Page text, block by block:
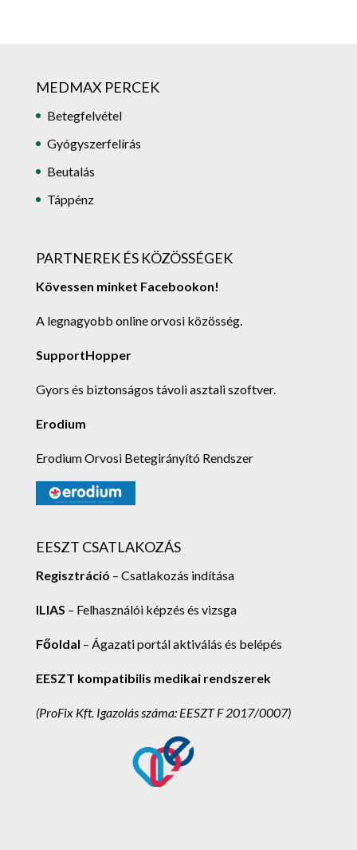
MEDMAX PERCEK
Betegfelvétel
Gyógyszerfelírás
Beutalás
Táppénz
PARTNEREK ÉS KÖZÖSSÉGEK
Kövessen minket Facebookon!
A legnagyobb online orvosi közösség.
SupportHopper
Gyors és biztonságos távoli asztali szoftver.
Erodium
Erodium Orvosi Betegirányító Rendszer
EESZT CSATLAKOZÁS
Regisztráció – Csatlakozás indítása
ILIAS – Felhasználói képzés és vizsga
Főoldal – Ágazati portál aktiválás és belépés
EESZT kompatibilis medikai rendszerek
(ProFix Kft. Igazolás száma: EESZT F 2017/0007)